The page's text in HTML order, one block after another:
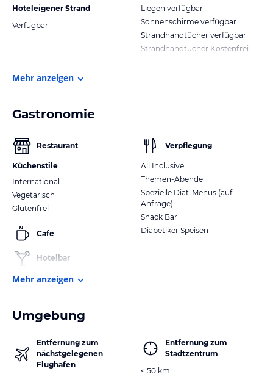
Hoteleigener Strand
Verfügbar
Liegen verfügbar
Sonnenschirme verfügbar
Strandhandtücher verfügbar
Strandhandtücher Kostenfrei
Mehr anzeigen
Gastronomie
Restaurant
Küchenstile
International
Vegetarisch
Glutenfrei
Cafe
Hotelbar
Verpflegung
All Inclusive
Themen-Abende
Spezielle Diät-Menüs (auf
Anfrage)
Snack Bar
Diabetiker Speisen
Mehr anzeigen
Umgebung
Entfernung zum
nächstgelegenen
Flughafen
Entfernung zum
Stadtzentrum
< 50 km